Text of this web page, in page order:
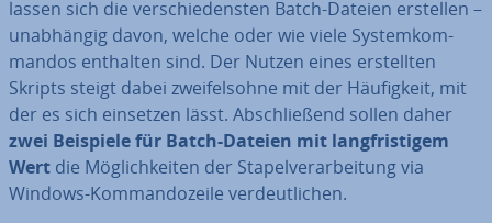
lassen sich die ver­schie­dens­ten Batch-Dateien erstellen –
un­ab­hän­gig davon, welche oder wie viele Sys­tem­kom­
man­dos enthalten sind. Der Nutzen eines er­stell­ten
Skripts steigt dabei zwei­fels­oh­ne mit der Häu­fig­keit, mit
der es sich einsetzen lässt. Ab­schlie­ßend sollen daher
zwei Beispiele für Batch-Dateien mit lang­fris­ti­gem
Wert die Mög­lich­kei­ten der Sta­pel­ver­ar­bei­tung via
Windows-Kom­man­do­zei­le ver­deut­li­chen.